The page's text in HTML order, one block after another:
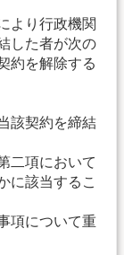
より行政機関
した者が次の
約を解除する
該契約を締結
二項において
に該当するこ
項について重